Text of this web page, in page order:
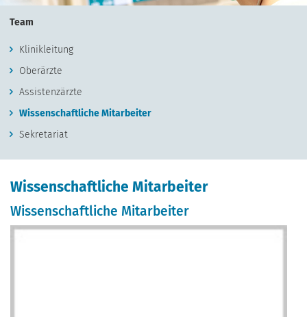
Team
Klinikleitung
Oberärzte
Assistenzärzte
Wissenschaftliche Mitarbeiter
Sekretariat
Wissenschaftliche Mitarbeiter
Wissenschaftliche Mitarbeiter